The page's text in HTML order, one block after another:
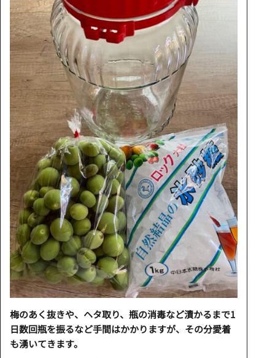
梅のあく抜きや、ヘタ取り、瓶の消毒など漬かるまで1
日数回瓶を振るなど手間はかかりますが、その分愛着
も湧いてきます。